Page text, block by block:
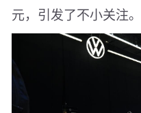
元，引发了不小关注。